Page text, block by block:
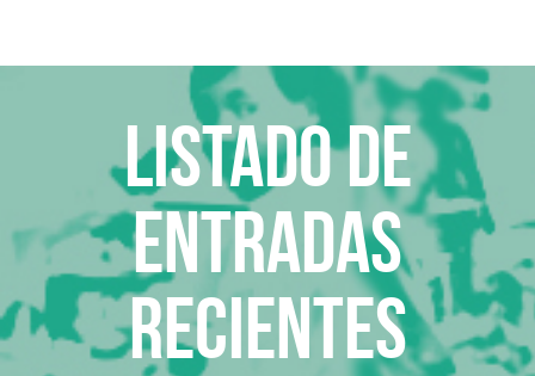
Listado de
entradas
recientes